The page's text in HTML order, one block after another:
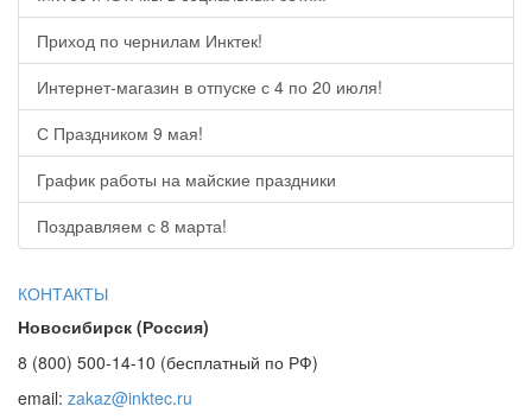
Приход по чернилам Инктек!
Интернет-магазин в отпуске с 4 по 20 июля!
С Праздником 9 мая!
График работы на майские праздники
Поздравляем с 8 марта!
КОНТАКТЫ
Новосибирск (Россия)
8 (800) 500-14-10 (бесплатный по РФ)
email: zakaz@inktec.ru